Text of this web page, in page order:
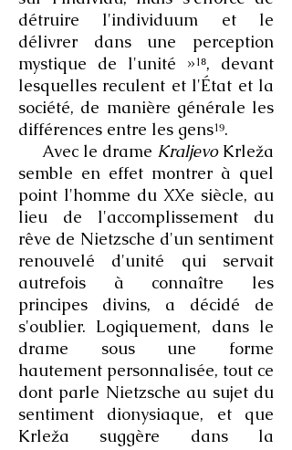
détruire l'individuum et le
délivrer dans une perception
mystique de l'unité »¹⁸, devant
lesquelles reculent et l'État et la
société, de manière générale les
différences entre les gens¹⁹.
Avec le drame KraljevoKrleža
semble en effet montrer à quel
point l'homme du XXe siècle, au
lieu de l'accomplissement du
rêve de Nietzsche d'un sentiment
renouvelé d'unité qui servait
autrefois à connaître les
principes divins, a décidé de
s'oublier. Logiquement, dans le
drame sous une forme
hautement personnalisée, tout ce
dont parle Nietzsche au sujet du
sentiment dionysiaque, et que
Krleža suggère dans la